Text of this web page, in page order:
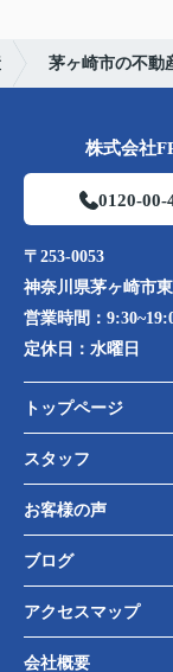
茅ヶ崎市の不動
株式会社
0120-00-
〒253-0053
神奈川県茅ヶ崎市
営業時間：
定休日： 水曜日
トップページ
スタッフ
お客様の声
ブログ
アクセスマップ
会社概要